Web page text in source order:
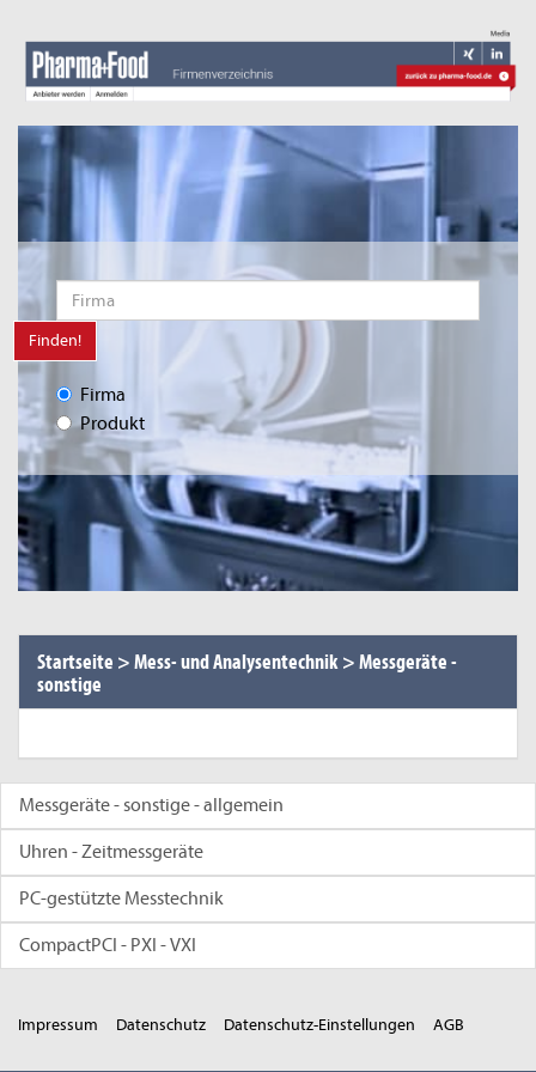
Finden!
Firma
Produkt
Startseite >Mess- und Analysentechnik >Messgeräte -
sonstige
Messgeräte - sonstige - allgemein
Uhren - Zeitmessgeräte
PC-gestützte Messtechnik
CompactPCI - PXI - VXI
Impressum Datenschutz Datenschutz-Einstellungen AGB